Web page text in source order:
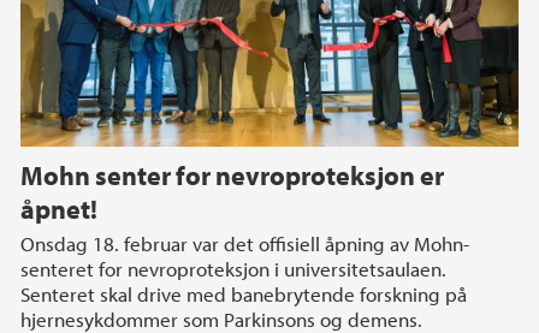
Mohn senter for nevroproteksjon er
åpnet!
Onsdag 18. februar var det offisiell åpning av Mohn-
senteret for nevroproteksjon i universitetsaulaen.
Senteret skal drive med banebrytende forskning på
hjernesykdommer som Parkinsons og demens.